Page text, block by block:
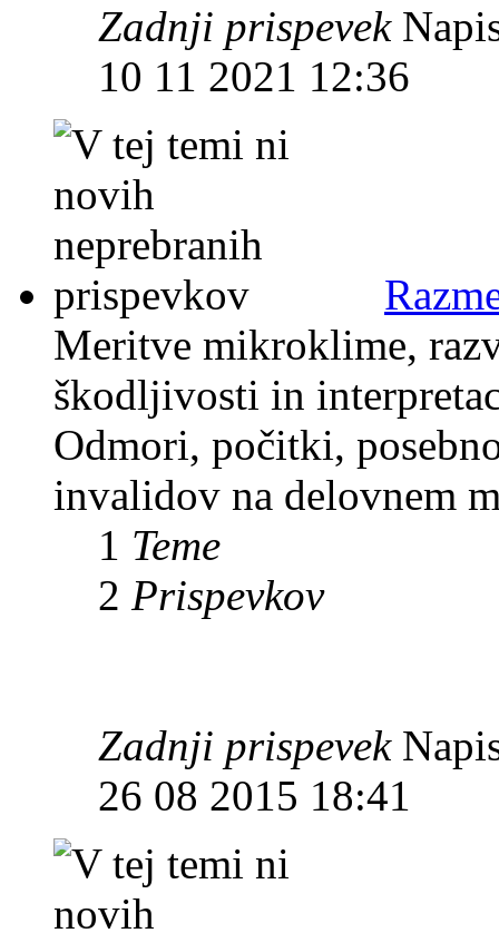
Zadnji prispevek
10 11 2021 12:36
Meritve mikroklime,
škodljivosti in
Odmori, počitki,
invalidov na delovnem
1 Teme
2 Prispevkov
Zadnji prispevek
26 08 2015 18:41